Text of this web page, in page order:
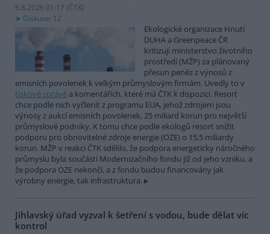
6.8.2026 01:17 (ČTK)
Diskuse: 12
Ekologické organizace Hnutí
DUHA a Greenpeace ČR
kritizují ministerstvo životního
prostředí (MŽP) za plánovaný
přesun peněz z výnosů z
emisních povolenek k velkým průmyslovým firmám. Uvedly to v
tiskové zprávě a komentářích, které má ČTK k dispozici. Resort
chce podle nich vyčlenit z programu EUA, jehož zdrojem jsou
výnosy z aukcí emisních povolenek, 25 miliard korun pro největší
průmyslové podniky. K tomu chce podle ekologů resort snížit
podporu pro obnovitelné zdroje energie (OZE) o 15,5 miliardy
korun. MŽP v reakci ČTK sdělilo, že podpora energeticky náročného
průmyslu byla součástí Modernizačního fondu již od jeho vzniku, a
že podpora OZE nekončí, a z fondu budou financovány jak
výrobny energie, tak infrastruktura.
Jihlavský úřad vyzval k šetření s vodou, bude dělat víc
kontrol